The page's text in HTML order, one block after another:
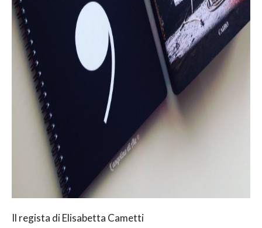
Il regista di Elisabetta Cametti